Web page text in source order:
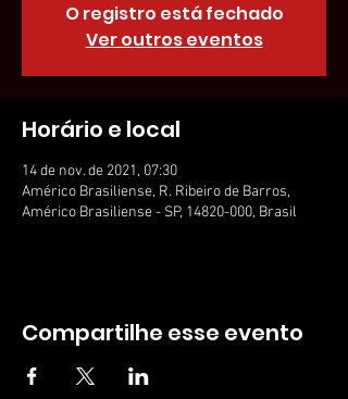
O registro está fechado
Ver outros eventos
Horário e local
14 de nov. de 2021, 07:30
Américo Brasiliense, R. Ribeiro de Barros,
Américo Brasiliense - SP, 14820-000, Brasil
Compartilhe esse evento